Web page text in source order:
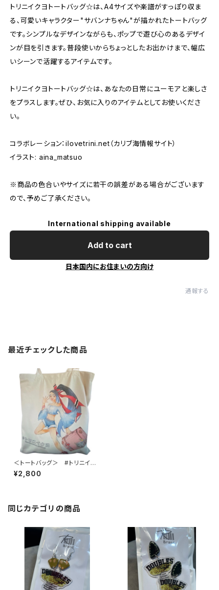
トリニイクヨトートバッグ☆は、A4サイズや楽譜がすっぽり収ま
る、可愛いキャラクター"サバンナちゃん"が描かれたトートバッグ
です。シンプルなデザインながらも、ポップで遊び心のあるデザイ
ンが目を引きます。普段使いからちょっとしたお出かけまで、幅広
いシーンで活躍するアイテムです。
トリニイクヨトートバッグ☆は、あなたの日常にユーモアと楽しさ
をプラスします。ぜひ、お気に入りのアイテムとしてお使いくださ
い。
コラボレーション：ilovetrini.net（カリブ海情報サイト）
イラスト: aina_matsuo
※商品の色合いやサイズに若干の誤差がある場合がございます
ので、予めご了承ください。
International shipping available
Add to cart
日本国内にお住まいの方向け
通報する
最近チェックした商品
＜トートバッグ＞ #トリニイク
ヨ サバンナちゃん A4サイズ
¥2,800
同じカテゴリの商品